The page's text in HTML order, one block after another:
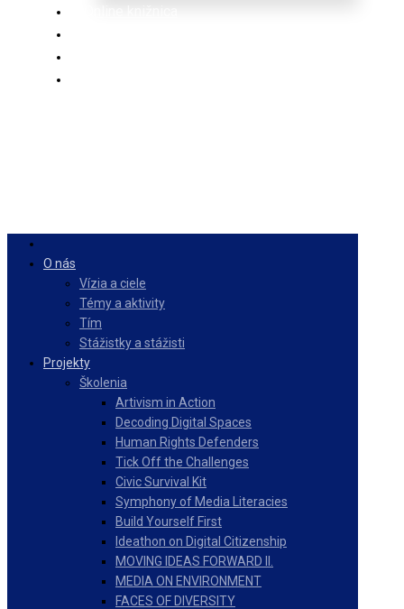
O nás
Vízia a ciele
Témy a aktivity
Tím
Stážistky a stážisti
Projekty
Školenia
Artivism in Action
Decoding Digital Spaces
Human Rights Defenders
Tick Off the Challenges
Civic Survival Kit
Symphony of Media Literacies
Build Yourself First
Ideathon on Digital Citizenship
MOVING IDEAS FORWARD II.
MEDIA ON ENVIRONMENT
FACES OF DIVERSITY